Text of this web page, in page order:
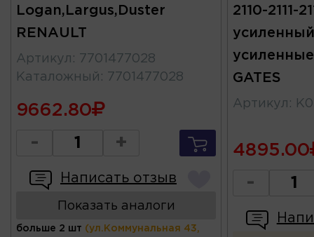
Logan,Largus,Duster
RENAULT
Артикул :
7701477028
Каталожный : 7701477028
9662.80
- +
Написать отзыв
Показать аналоги
больше 2 шт (ул.Коммунальная 43,
2110-2111-
GATES
Артикул :
4895.00
-